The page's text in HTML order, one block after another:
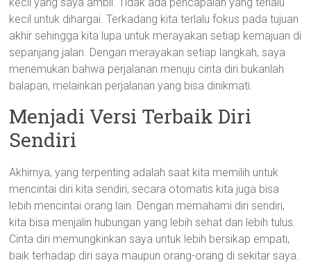
kecil untuk dihargai. Terkadang kita terlalu fokus pada tujuan
akhir sehingga kita lupa untuk merayakan setiap kemajuan di
sepanjang jalan. Dengan merayakan setiap langkah, saya
menemukan bahwa perjalanan menuju cinta diri bukanlah
balapan, melainkan perjalanan yang bisa dinikmati.
Menjadi Versi Terbaik Diri
Sendiri
Akhirnya, yang terpenting adalah saat kita memilih untuk
mencintai diri kita sendiri, secara otomatis kita juga bisa
lebih mencintai orang lain. Dengan memahami diri sendiri,
kita bisa menjalin hubungan yang lebih sehat dan lebih tulus.
Cinta diri memungkinkan saya untuk lebih bersikap empati,
baik terhadap diri saya maupun orang-orang di sekitar saya.